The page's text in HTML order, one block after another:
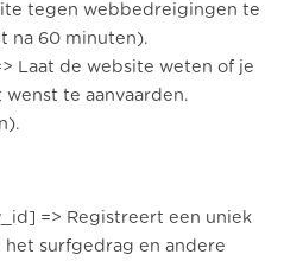
tegen webbedreigingen te
na 60 minuten).
Laat de website weten of je
te aanvaarden.
=> Registreert een uniek
het surfgedrag en andere